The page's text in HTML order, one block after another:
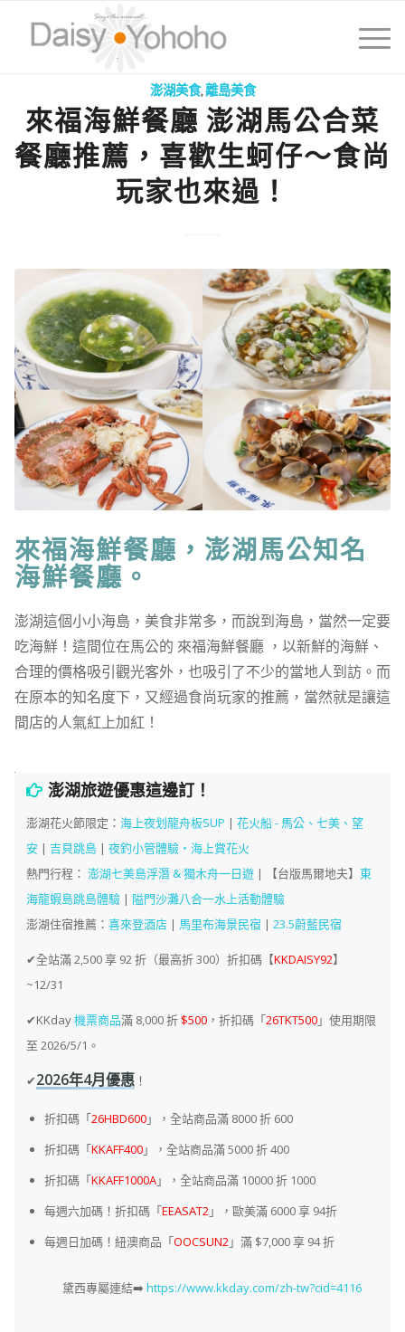
澎湖美食,離島美食
來福海鮮餐廳 澎湖馬公合菜
餐廳推薦，喜歡生蚵仔～食尚
玩家也來過！
來福海鮮餐廳，澎湖馬公知名
海鮮餐廳。
澎湖這個小小海島，美食非常多，而說到海島，當然一定要
吃海鮮！這間位在馬公的 來福海鮮餐廳 ，以新鮮的海鮮、
合理的價格吸引觀光客外，也吸引了不少的當地人到訪。而
在原本的知名度下，又經過食尚玩家的推薦，當然就是讓這
間店的人氣紅上加紅！
澎湖旅遊優惠這邊訂！
澎湖花火節限定： 海上夜划龍舟板SUP | 花火船 - 馬公、七美、望
安| 吉貝跳島| 夜釣小管體驗・海上賞花火
熱門行程： 澎湖七美島浮潛 & 獨木舟一日遊| 【台版馬爾地夫】 東
海龍蝦島跳島體驗| 隘門沙灘八合一水上活動體驗
澎湖住宿推薦： 喜來登酒店| 馬里布海景民宿| 23.5蔚藍民宿
✔全站滿 2,500 享 92 折（最高折 300）折扣碼【KKDAISY92】
~12/31
✔KKday機票商品滿 8,000 折 $500，折扣碼「26TKT500」使用期限
至 2026/5/1。
✔2026年4月優惠！
折扣碼「26HBD600」，全站商品滿 8000 折 600
折扣碼「KKAFF400」，全站商品滿 5000 折 400
折扣碼「KKAFF1000A」，全站商品滿 10000 折 1000
每週六加碼！折扣碼「EEASAT2」，歐美滿 6000 享 94折
每週日加碼！紐澳商品「OOCSUN2」滿 $7,000 享 94 折
黛西專屬連結➡️ https://www.kkday.com/zh-tw?cid=4116